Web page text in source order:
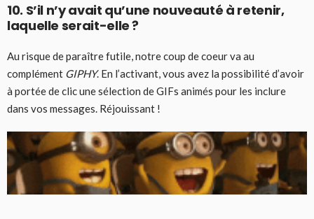
10. S’il n’y avait qu’une nouveauté à retenir,
laquelle serait-elle ?
Au risque de paraître futile, notre coup de coeur va au
complément GIPHY. En l’activant, vous avez la possibilité d’avoir
à portée de clic une sélection de GIFs animés pour les inclure
dans vos messages. Réjouissant !